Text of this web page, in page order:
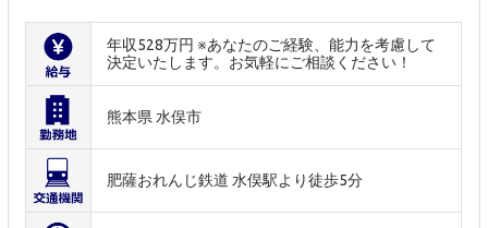
年収528万円 ※あなたのご経験、能力を考慮して
決定いたします。お気軽にご相談ください！
熊本県 水俣市
肥薩おれんじ鉄道 水俣駅より徒歩5分